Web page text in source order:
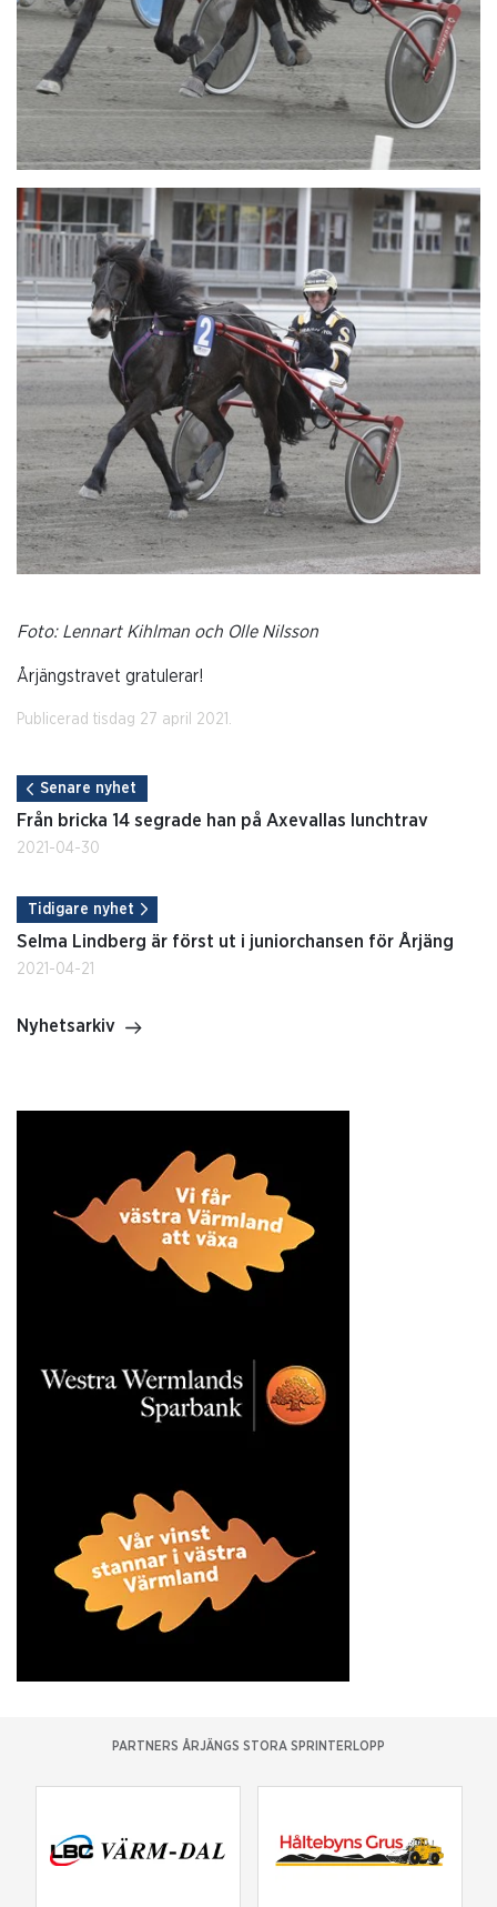
Foto: Lennart Kihlman och Olle Nilsson
Årjängstravet gratulerar!
Publicerad tisdag 27 april 2021.
Senare nyhet
Från bricka 14 segrade han på Axevallas lunchtrav
2021-04-30
Tidigare nyhet
Selma Lindberg är först ut i juniorchansen för Årjäng
2021-04-21
Nyhetsarkiv
PARTNERS ÅRJÄNGS STORA SPRINTERLOPP